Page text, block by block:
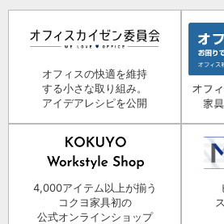
オフィスの快適を維持
する小さな取り組み。
アイデアレシピを公開
4,000アイテム以上が揃う
コクヨ家具初の
公式オンラインショップ